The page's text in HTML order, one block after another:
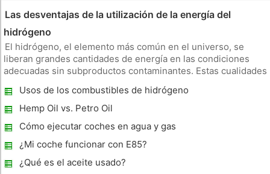
Las desventajas de la utilización de la energía del
hidrógeno
El hidrógeno, el elemento más común en el universo, se
liberan grandes cantidades de energía en las condiciones
adecuadas sin subproductos contaminantes. Estas cualidades
alternativa, especialmente para la alimentación de los
vehículos a través
Usos de los combustibles de hidrógeno
Hemp Oil vs. Petro Oil
Cómo ejecutar coches en agua y gas
¿Mi coche funcionar con E85?
¿Qué es el aceite usado?